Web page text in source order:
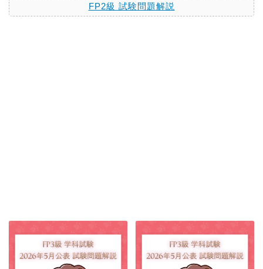
FP2級 試験問題解説